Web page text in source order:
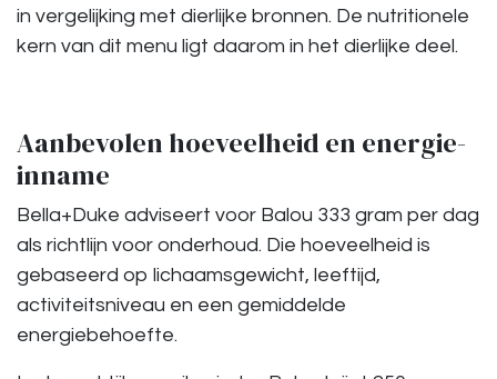
in vergelijking met dierlijke bronnen. De nutritionele
kern van dit menu ligt daarom in het dierlijke deel.
Aanbevolen hoeveelheid en energie-
inname
Bella+Duke adviseert voor Balou 333 gram per dag
als richtlijn voor onderhoud. Die hoeveelheid is
gebaseerd op lichaamsgewicht, leeftijd,
activiteitsniveau en een gemiddelde
energiebehoefte.